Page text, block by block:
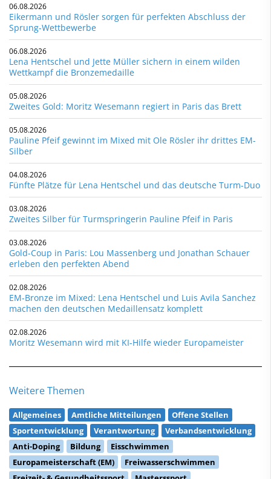
06.08.2026
Eikermann und Rösler sorgen für perfekten Abschluss der
Sprung-Wettbewerbe
06.08.2026
Lena Hentschel und Jette Müller sichern in einem wilden
Wettkampf die Bronzemedaille
05.08.2026
Zweites Gold: Moritz Wesemann regiert in Paris das Brett
05.08.2026
Pauline Pfeif gewinnt im Mixed mit Ole Rösler ihr drittes EM-
Silber
04.08.2026
Fünfte Plätze für Lena Hentschel und das deutsche Turm-Duo
03.08.2026
Zweites Silber für Turmspringerin Pauline Pfeif in Paris
03.08.2026
Gold-Coup in Paris: Lou Massenberg und Jonathan Schauer
erleben den perfekten Abend
02.08.2026
EM-Bronze im Mixed: Lena Hentschel und Luis Avila Sanchez
machen den deutschen Medaillensatz komplett
02.08.2026
Moritz Wesemann wird mit KI-Hilfe wieder Europameister
Weitere Themen
Allgemeines Amtliche Mitteilungen
Offene Stellen
Sportentwicklung
Verantwortung
Verbandsentwicklung
Anti-Doping
Bildung
Eisschwimmen
Europameisterschaft (EM)
Freiwasserschwimmen